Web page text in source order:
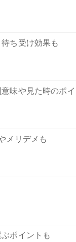
ち受け効果も
味や見た時のポイ
メリデメも
ポイントも